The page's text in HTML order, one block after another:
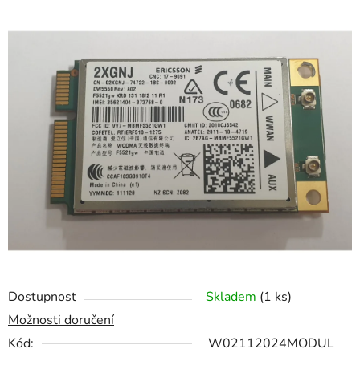
Dostupnost Skladem (1 ks)
Možnosti doručení
Kód:
W02112024MODUL
produktu
hvězdiček.